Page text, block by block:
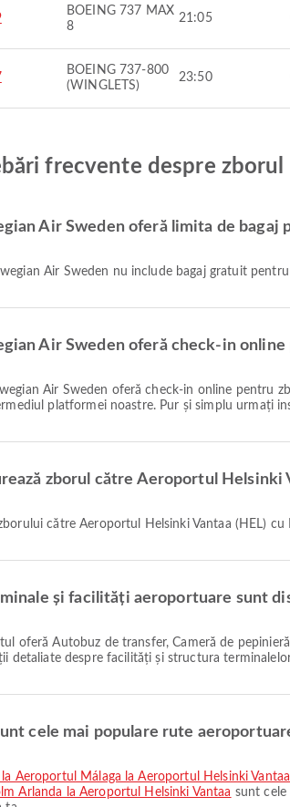
BOEING 737 MAX
8
21:05
BOEING 737-800
(WINGLETS)
23:50
frecvente despre
Air Sweden oferă limita de
Air Sweden nu include bagaj gratuit
Air Sweden oferă check-in
platformei noastre. Pur și simplu urmați
zborul către Aeroportul Helsinki
zborului către Aeroportul Helsinki Vantaa (HEL)
și facilități aeroportuare sunt
detaliate despre facilități și structura
cele mai populare rute
la Aeroportul Málaga la Aeroportul Helsinki Vantaa
Arlanda la Aeroportul Helsinki Vantaa sunt